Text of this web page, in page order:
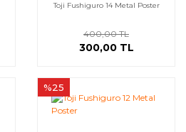
Toji Fushiguro 14 Metal Poster
400,00 TL
300,00 TL
%25